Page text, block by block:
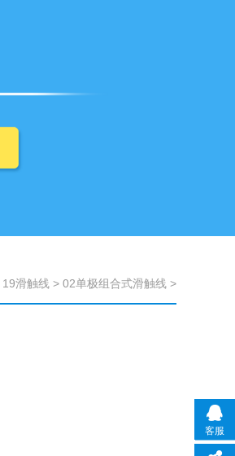
19滑触线 > 02单极组合式滑触线 >
客服